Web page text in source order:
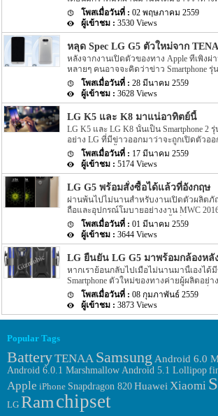
chipset อย่าง MediaTek MT6735 โดย
นั้นตัว CPU ภายในตัวเครื่องจะเป็น
เตรียดตัวเปิดตัว 2 รุ่นใหม่ภายใต้ K series
ตัวออกมานั้นจะเป็นรุ่นอย่าง LG K10 และ
นั้นมาก็ไม่มีข่าวต่างๆ ของทั้ง 2 รุ่นใหม่นี้ถู
ล่าสุดนั้นกลับมีรายละเอียดของ Spec ของ
ออกมาให้เราได้ทราบรายละเอียดกันอีกครั้
รุ่นที่ถูกเปิดเผยออกมาบนโลกอินเตอร์เน็ต
ข้อมูลของเว็บไซต์ benchmark อย่าง
ดังกล่าวไม่ได้เปิดเผยชื่อรุ่นออกมาให้เรา
รายละเอียดได้เปิดเผยเพียงชื่อ Codename
Codename ของ 2 รุ่นอย่าง LG K530 และ
Spec […]
02 พฤษภาคม 2559
3530 Views
หลุด Spec LG G5 ตัวใหม่จาก
หลังจากงานเปิดตัวของทาง Apple ที่เพิ่งผ่
หลายๆ คนอาจจะคิดว่าข่าว Smartphone
ได้รับความสนใจมากสักเท่าไรมากนัก แต่ก
นี้นั้นได้มีข่าว Smartphone รุ่นใหม่ของทาง
ออกมาให้เราได้ทราบรายละเอียดกันไปแ
ละเอียด Spec ของ LG G5 รุ่นใหม่ออกมาใ
สำหรับรายละเอียดที่ถูกเปิดเผยออกมาบนอิ
Smartphone รุ่นใหม่ของทางค่ายผู้ผลิตอย่า
กล่าวถูกเปิดเผยบนหน้าเว็บไซต์อย่าง
ไม่มีรายละเอียดแน่ชัดนักว่าจะมีชื่อรุ่นว่าอะ
G5 ‘Lite’ ก็เป็นไปได้ เนื่องจาก Spec ภายใน
นี้นั้นมีขนาดที่น้อยกว่า LG G5 รุ่นล่าสุดที่ท
มาไม่นานนี้เอง สำหรับ Spec ของรุ่นใหม่อย่า
เผยบนหน้าเว็บไซต์ TENAA […]
28 มีนาคม 2559
3628 Views
LG K5 และ K8 มาแน่อาทิตย์นี้
LG K5 และ LG K8 นั้นเป็น Smartphone 2
อย่าง LG ที่มีข่าวออกมาว่าจะถูกเปิดตัวอ
แน่นอน โดยทั้ง 2 รุ่นอย่าง LG K5 และ LG
เท่ากันนั้นก็คือประมาณ 5 นิ้ว นั้นเอง โดย 2
และ CEO ของทาง LG Electronics
2 รุ่นนี้ว่า “The K8 and K5 will be fantastic
seeking a smartphone with great looks, great
17 มีนาคม 2559
5174 Views
LG G5 พร้อมสั่งซื้อได้แล้วที่อังกฤษ
ผ่านพ้นไปไม่นานสำหรับงานเปิดตัวผลิต
ถือและอุปกรณ์โมบายอย่างงาน MWC
กล่าวทางค่ายผลิตอย่าง LG นั้นก็ไม่น้อยหน้
เปิดตัว Smartphone รุ่นใหม่อย่าง LG G5
หน้านี้นั้นได้มีข่าวออกมาว่าทาง Marketing
ประเทศจีนนั้นได้ระบุออกมาว่า LG G5 นี้นั้น
อินเดียใน quarter ถัดไปหรือประมาณเมษา
มีข่าวออกมาว่าง LG G5 พร้อมสั่งซื้อได้แล้
ละเอียดดังกล่าวได้ระบุว่า LG G5 รุ่นใหม่
ประเทศอังกฤษ โดยการสั่งซื้อนั้นจะเป็นกา
หรือแบบ pre-order นั้นเอง โดยราคาของตั
ราคาอยู่ที่ประมาณ £539 หรือประมาณ
01 มีนาคม 2559
3644 Views
LG ยืนยัน LG G5 มาพร้อมกล้องหลั
หากเราย้อนกลับไปเมื่อไม่นานมานี้เองได้
Smartphone ตัวใหม่ของทางค่ายผู้ผลิตอย่า
ทราบรายละเอียดต่างๆ กันไปแล้ว โดยเริ่ม
ละเอียดของตัวกล้องที่ไม่แน่ชัดว่าจะมีควา
ระหว่าง 20MP หรือ 22MP นั้นเอง หลังจา
ของตัวเครื่องหลุดออกมาเพิ่มเติมให้เราไ
แน่นอนแล้วว่า LG G5 นี้จะมาพร้อมกับกล้
เป็นข่าวที่ยืนยันแน่นอนแล้วว่า LG G5 รุ่น
หลังเครื่อง 2 ตัว โดยสิ่งที่เป็นตัวยืนยันแน่ชั
ของรุ่น LG G5 ที่ได้ถูกผลิตขึ้นมานั้นเอง จา
หลังของตัวเครื่องจะมีกล้อง 2 ตัว อีกทั้งทา
fingerprint reader เพิ่มมากอีกด้วย แต่รูปขอ
08 กุมภาพันธ์ 2559
3873 Views
Popular Tags
BatteryTENAA Samsung Android 6.0
Android 6.0.1 Marshmallow Android 5.1 Lollipop
Apple iPhone Snapdragon 820 HuaweiXiaomi
LG Ramchipset